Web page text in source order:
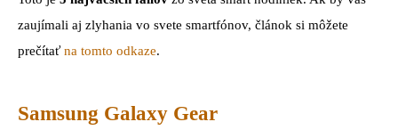
zaujímali aj zlyhania vo svete smartfónov, článok si môžete
prečítať na tomto odkaze.
Samsung Galaxy Gear